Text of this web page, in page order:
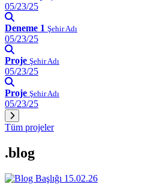
05/23/25
Deneme 1 Şehir Adı
05/23/25
Proje Şehir Adı
05/23/25
Proje Şehir Adı
05/23/25
Tüm projeler
.blog
15.02.26